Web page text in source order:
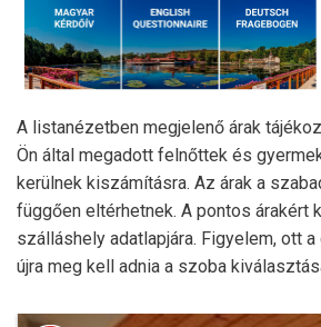
A listanézetben megjelenő árak
Ön által megadott felnőttek és
kerülnek kiszámításra. Az árak a
függően eltérhetnek. A pontos árakért
szálláshely adatlapjára. Figyelem, ott
újra meg kell adnia a szoba